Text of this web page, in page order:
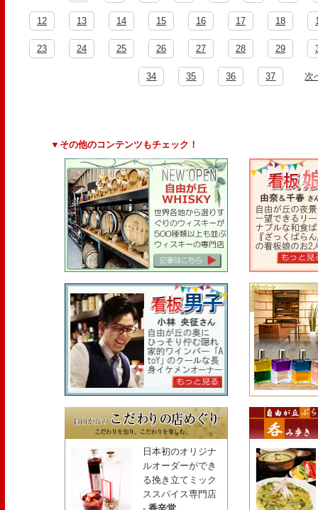
12 13 14 15 16 17 18
23 24 25 26 27 28 29
34 35 36 37 次
▼その他のコンテンツもチェック！
日本初のオリジナ
ルオーダーができ
る挽き立てミック
ススパイス専門店